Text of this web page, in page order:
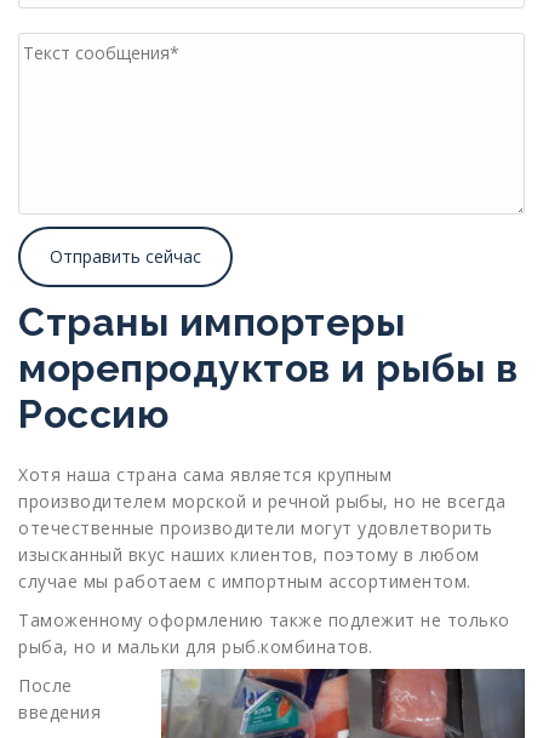
Страны импортеры
морепродуктов и рыбы в
Россию
Хотя наша страна сама является крупным
производителем морской и речной рыбы, но не всегда
отечественные производители могут удовлетворить
изысканный вкус наших клиентов, поэтому в любом
случае мы работаем с импортным ассортиментом.
Таможенному оформлению также подлежит не только
рыба, но и мальки для рыб.комбинатов.
После
введения